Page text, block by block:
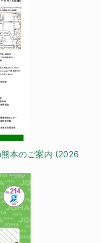
本のご案内 (2026